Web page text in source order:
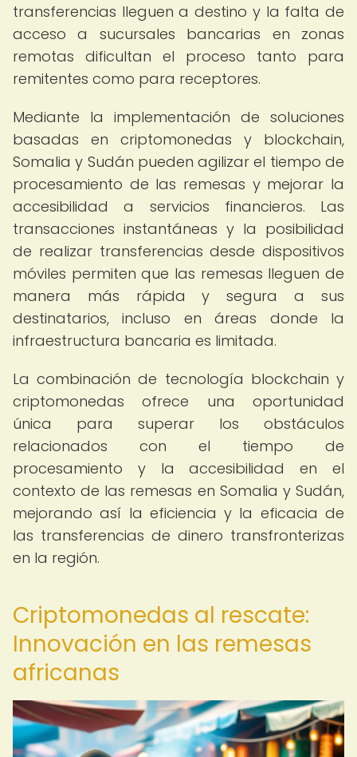
transferencias lleguen a destino y la falta de
acceso a sucursales bancarias en zonas
remotas dificultan el proceso tanto para
remitentes como para receptores.
Mediante la implementación de soluciones
basadas en criptomonedas y blockchain,
Somalia y Sudán pueden agilizar el tiempo de
procesamiento de las remesas y mejorar la
accesibilidad a servicios financieros. Las
transacciones instantáneas y la posibilidad
de realizar transferencias desde dispositivos
móviles permiten que las remesas lleguen de
manera más rápida y segura a sus
destinatarios, incluso en áreas donde la
infraestructura bancaria es limitada.
La combinación de tecnología blockchain y
criptomonedas ofrece una oportunidad
única para superar los obstáculos
relacionados con el tiempo de
procesamiento y la accesibilidad en el
contexto de las remesas en Somalia y Sudán,
mejorando así la eficiencia y la eficacia de
las transferencias de dinero transfronterizas
en la región.
Criptomonedas al rescate:
Innovación en las remesas
africanas